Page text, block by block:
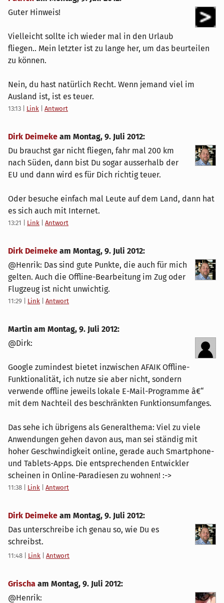
Guter Hinweis!
Vielleicht sollte ich wieder mal in den Urlaub
fliegen.. Mein letzter ist zu lange her, um das beurteilen
zu können.
Nein, du hast natürlich Recht. Wenn jemand viel im
Ausland ist, ist es teuer.
13:13 Link Antwort
Dirk Deimeke am Montag, 9. Juli 2012:
Du brauchst gar nicht fliegen, fahr mal 200 km
nach Süden, dann bist Du sogar ausserhalb der
EU und dann wird es für Dich richtig teuer.
Oder besuche einfach mal Leute auf dem Land, dann hat
es sich auch mit Internet.
13:21 Link Antwort
Dirk Deimeke am Montag, 9. Juli 2012:
@Henrik: Das sind gute Punkte, die auch für mich
gelten. Auch die Offline-Bearbeitung im Zug oder
Flugzeug ist nicht unwichtig.
11:29 Link Antwort
Martin am Montag, 9. Juli 2012:
@Dirk:
Google zumindest bietet inzwischen AFAIK Offline-
Funktionalität, ich nutze sie aber nicht, sondern
verwende offline jeweils lokale E-Mail-Programme â€“
mit dem Nachteil des beschränkten Funktionsumfanges.
Das sehe ich übrigens als Generalthema: Viel zu viele
Anwendungen gehen davon aus, man sei ständig mit
hoher Geschwindigkeit online, gerade auch Smartphone-
und Tablets-Apps. Die entsprechenden Entwickler
scheinen in Online-Paradiesen zu wohnen! :->
11:38 Link Antwort
Dirk Deimeke am Montag, 9. Juli 2012:
Das unterschreibe ich genau so, wie Du es
schreibst.
11:48 Link Antwort
Grischa am Montag, 9. Juli 2012:
@Henrik: